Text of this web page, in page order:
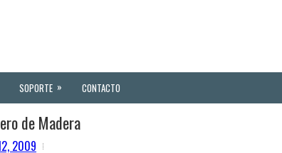
SOPORTE » CONTACTO
de Madera
2009